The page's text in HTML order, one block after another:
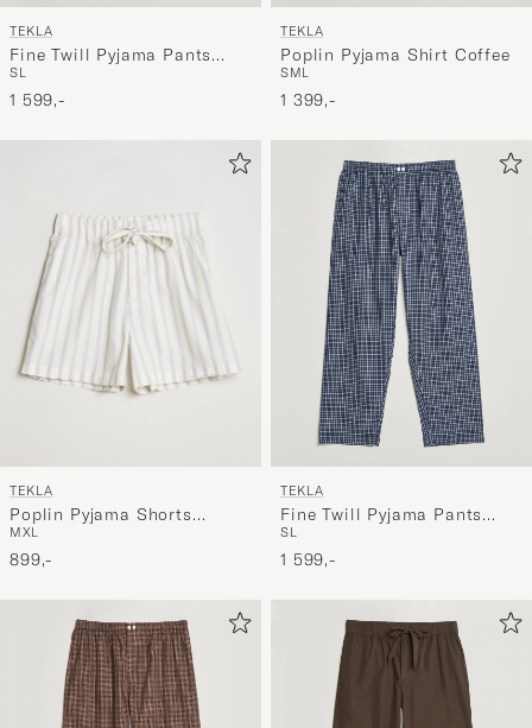
TEKLA
Fine Twill Pyjama Pants
Cooper Stripes
SL
1 599,-
TEKLA
Poplin Pyjama Shirt Coffee
SML
1 399,-
TEKLA
Poplin Pyjama Shorts
Needle Stripes
MXL
899,-
TEKLA
Fine Twill Pyjama Pants
Lanegan Checks
SL
1 599,-